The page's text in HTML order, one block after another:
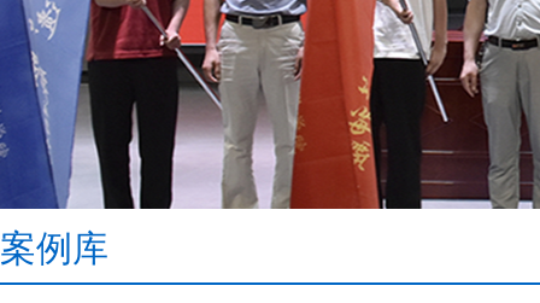
案例库